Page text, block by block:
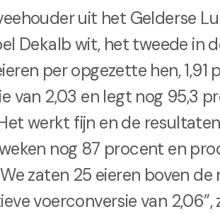
uit het Gelderse
Dekalb wit, het tweede in
per opgezette hen,
van 2,03 en legt nog 95,3
werkt fijn en de
nog 87 procent en
zaten 25 eieren boven
voerconversie van